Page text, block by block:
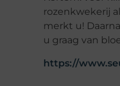
rozenkwekerij
merkt u!
u graag van
https://